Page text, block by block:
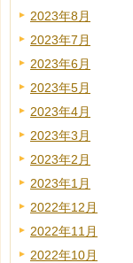
2023年8月
2023年7月
2023年6月
2023年5月
2023年4月
2023年3月
2023年2月
2023年1月
2022年12月
2022年11月
2022年10月